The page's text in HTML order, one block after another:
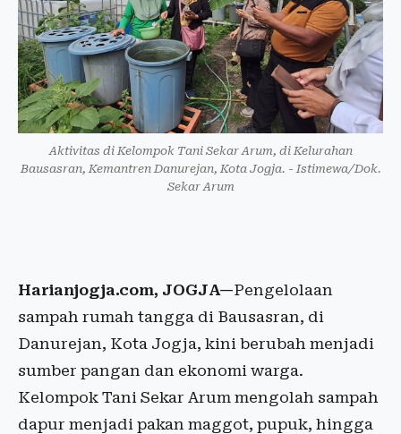
Aktivitas di Kelompok Tani Sekar Arum, di Kelurahan
Bausasran, Kemantren Danurejan, Kota Jogja. - Istimewa/Dok.
Sekar Arum
Harianjogja.com, JOGJA—Pengelolaan
sampah rumah tangga di Bausasran, di
Danurejan, Kota Jogja, kini berubah menjadi
sumber pangan dan ekonomi warga.
Kelompok Tani Sekar Arum mengolah sampah
dapur menjadi pakan maggot, pupuk, hingga